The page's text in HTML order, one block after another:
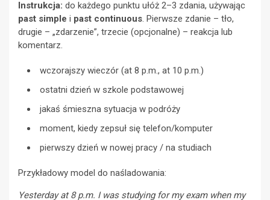
Instrukcja: do każdego punktu ułóż 2–3 zdania, używając
past simple i past continuous. Pierwsze zdanie – tło,
drugie – „zdarzenie”, trzecie (opcjonalne) – reakcja lub
komentarz.
wczorajszy wieczór (at 8 p.m., at 10 p.m.)
ostatni dzień w szkole podstawowej
jakaś śmieszna sytuacja w podróży
moment, kiedy zepsuł się telefon/komputer
pierwszy dzień w nowej pracy / na studiach
Przykładowy model do naśladowania:
Yesterday at 8 p.m. I was studying for my exam when my